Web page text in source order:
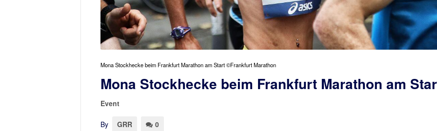
Mona Stockhecke beim Frankfurt Marathon am Start ©Frankfurt Marathon
Mona Stockhecke beim Frankfurt Marathon am
Event
By GRR 0